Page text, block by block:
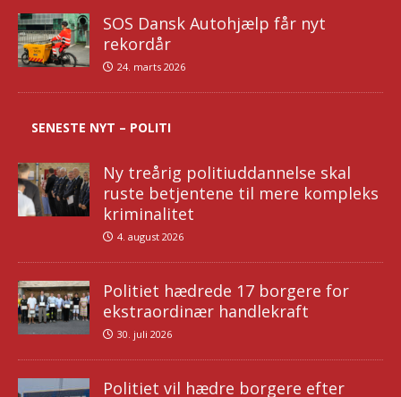
SOS Dansk Autohjælp får nyt
rekordår
24. marts 2026
SENESTE NYT – POLITI
Ny treårig politiuddannelse skal
ruste betjentene til mere kompleks
kriminalitet
4. august 2026
Politiet hædrede 17 borgere for
ekstraordinær handlekraft
30. juli 2026
Politiet vil hædre borgere efter